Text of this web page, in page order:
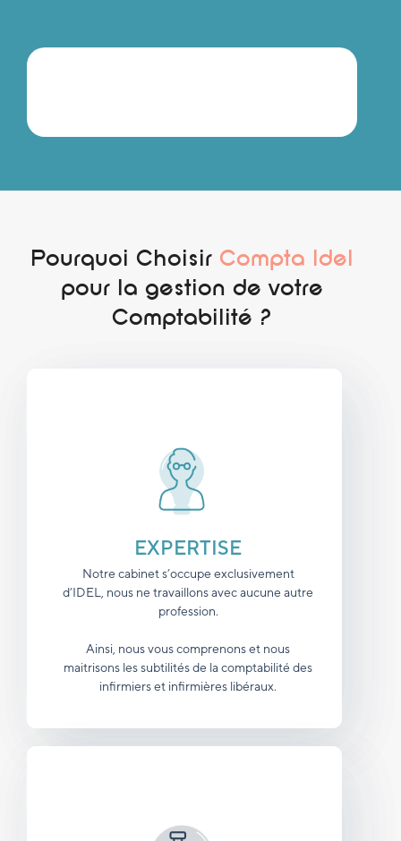
Pourquoi Choisir Compta Idel
pour la gestion de votre
Comptabilité ?
EXPERTISE
Notre cabinet s’occupe exclusivement
d’IDEL, nous ne travaillons avec aucune autre
profession.
Ainsi, nous vous comprenons et nous
maitrisons les subtilités de la comptabilité des
infirmiers et infirmières libéraux.